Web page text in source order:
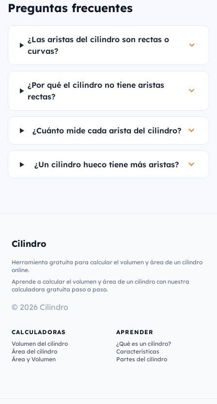
Preguntas frecuentes
¿Las aristas del cilindro son rectas o
curvas?
¿Por qué el cilindro no tiene aristas
rectas?
¿Cuánto mide cada arista del cilindro?
¿Un cilindro hueco tiene más aristas?
Cilindro
Herramienta gratuita para calcular el volumen y área de un cilindro
online.
Aprende a calcular el volumen y área de un cilindro con nuestra
calculadora gratuita paso a paso.
© 2026 Cilindro
CALCULADORAS
Volumen del cilindro
Área del cilindro
Área y Volumen
APRENDER
¿Qué es un cilindro?
Características
Partes del cilindro